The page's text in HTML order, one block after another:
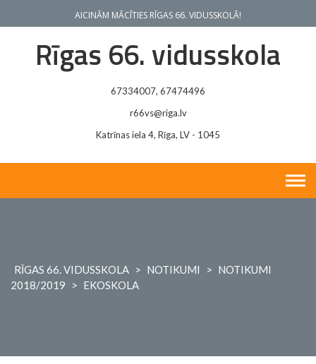
AICINĀM MĀCĪTIES RĪGAS 66. VIDUSSKOLĀ!
Rīgas 66. vidusskola
67334007, 67474496
r66vs@riga.lv
Katrīnas iela 4, Rīga, LV - 1045
RĪGAS 66. VIDUSSKOLA > NOTIKUMI > NOTIKUMI
2018/2019
> EKOSKOLA